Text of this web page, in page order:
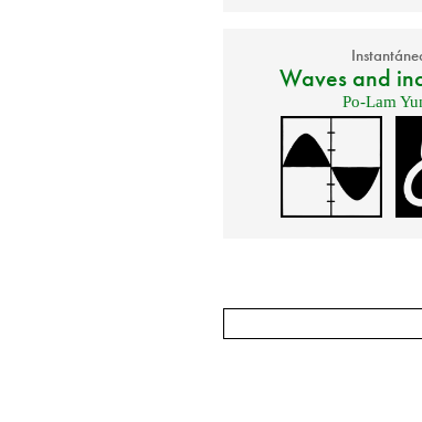
Waves and
Po-Lam
Páginas